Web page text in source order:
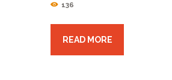
136
READ MORE